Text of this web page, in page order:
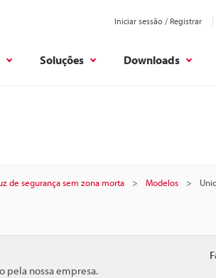
Iniciar sessão / Registrar
Soluções Downloads
de segurança sem zona morta Modelos
pela nossa empresa.